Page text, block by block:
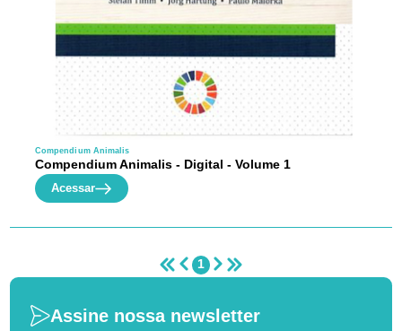
Compendium Animalis
Compendium Animalis - Digital - Volume 1
Acessar
1
Assine nossa newsletter